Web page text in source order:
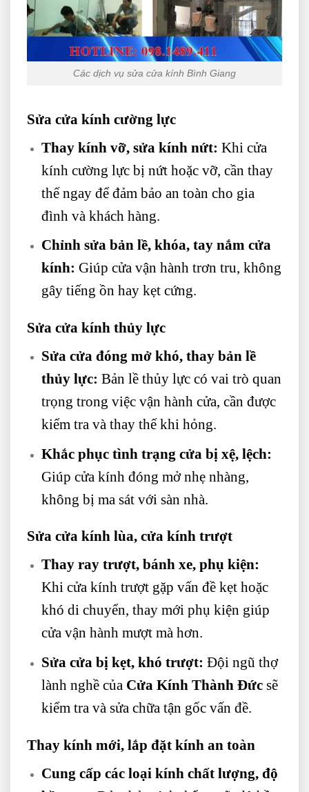
Các dịch vụ sửa cửa kính Bình Giang
Sửa cửa kính cường lực
Thay kính vỡ, sửa kính nứt: Khi cửa
kính cường lực bị nứt hoặc vỡ, cần thay
thế ngay để đảm bảo an toàn cho gia
đình và khách hàng.
Chỉnh sửa bản lề, khóa, tay nắm cửa
kính: Giúp cửa vận hành trơn tru, không
gây tiếng ồn hay kẹt cứng.
Sửa cửa kính thủy lực
Sửa cửa đóng mở khó, thay bản lề
thủy lực: Bản lề thủy lực có vai trò quan
trọng trong việc vận hành cửa, cần được
kiểm tra và thay thế khi hỏng.
Khắc phục tình trạng cửa bị xệ, lệch:
Giúp cửa kính đóng mở nhẹ nhàng,
không bị ma sát với sàn nhà.
Sửa cửa kính lùa, cửa kính trượt
Thay ray trượt, bánh xe, phụ kiện:
Khi cửa kính trượt gặp vấn đề kẹt hoặc
khó di chuyển, thay mới phụ kiện giúp
cửa vận hành mượt mà hơn.
Sửa cửa bị kẹt, khó trượt: Đội ngũ thợ
lành nghề của Cửa Kính Thành Đứcsẽ
kiểm tra và sửa chữa tận gốc vấn đề.
Thay kính mới, lắp đặt kính an toàn
Cung cấp các loại kính chất lượng, độ